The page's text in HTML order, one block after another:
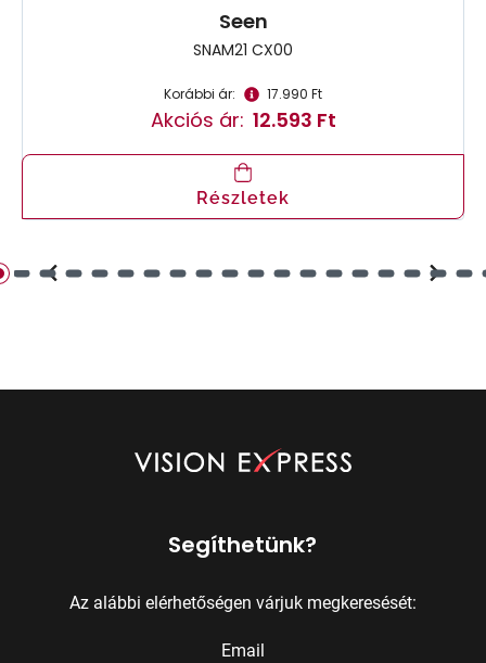
Seen
SNAM21 CX00
Korábbi ár: 17.990 Ft
Akciós ár: 12.593 Ft
Részletek
Segíthetünk?
Az alábbi elérhetőségen várjuk megkeresését:
Email